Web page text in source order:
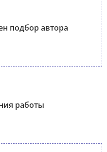
подбор автора
работы